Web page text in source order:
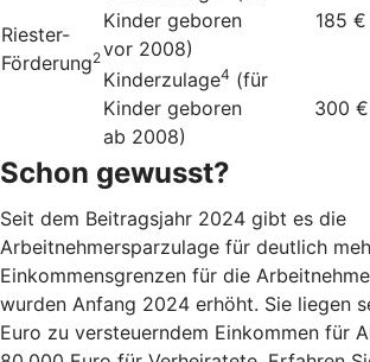
Riester-
Förderung2
Kinder geboren
vor 2008)
185 €
Kinderzulage4 (für
Kinder geboren
ab 2008)
300 €
Schon gewusst?
Seit dem Beitragsjahr 2024 gibt es die
Arbeitnehmersparzulage für deutlich
Einkommensgrenzen für die
wurden Anfang 2024 erhöht. Sie liegen
Euro zu versteuerndem Einkommen für